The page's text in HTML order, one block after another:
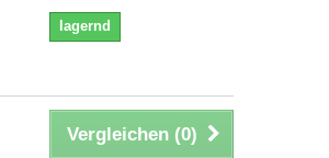
lagernd
Vergleichen (0)